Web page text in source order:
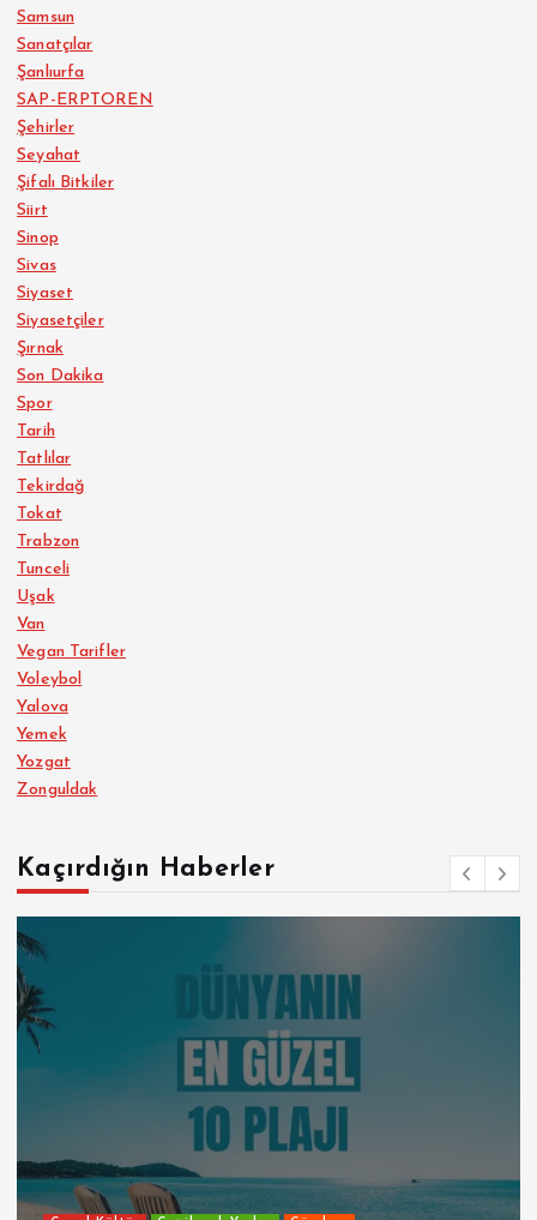
Samsun
Sanatçılar
Şanlıurfa
SAP-ERPTOREN
Şehirler
Seyahat
Şifalı Bitkiler
Siirt
Sinop
Sivas
Siyaset
Siyasetçiler
Şırnak
Son Dakika
Spor
Tarih
Tatlılar
Tekirdağ
Tokat
Trabzon
Tunceli
Uşak
Van
Vegan Tarifler
Voleybol
Yalova
Yemek
Yozgat
Zonguldak
Kaçırdığın Haberler